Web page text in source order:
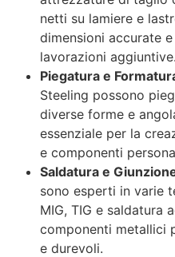
netti su lamiere e
dimensioni accurate
lavorazioni aggiuntive.
Piegatura e
Steeling possono
diverse forme e
essenziale per la
e componenti
Saldatura e
sono esperti in varie
MIG, TIG e saldatura
componenti metallici
e durevoli.